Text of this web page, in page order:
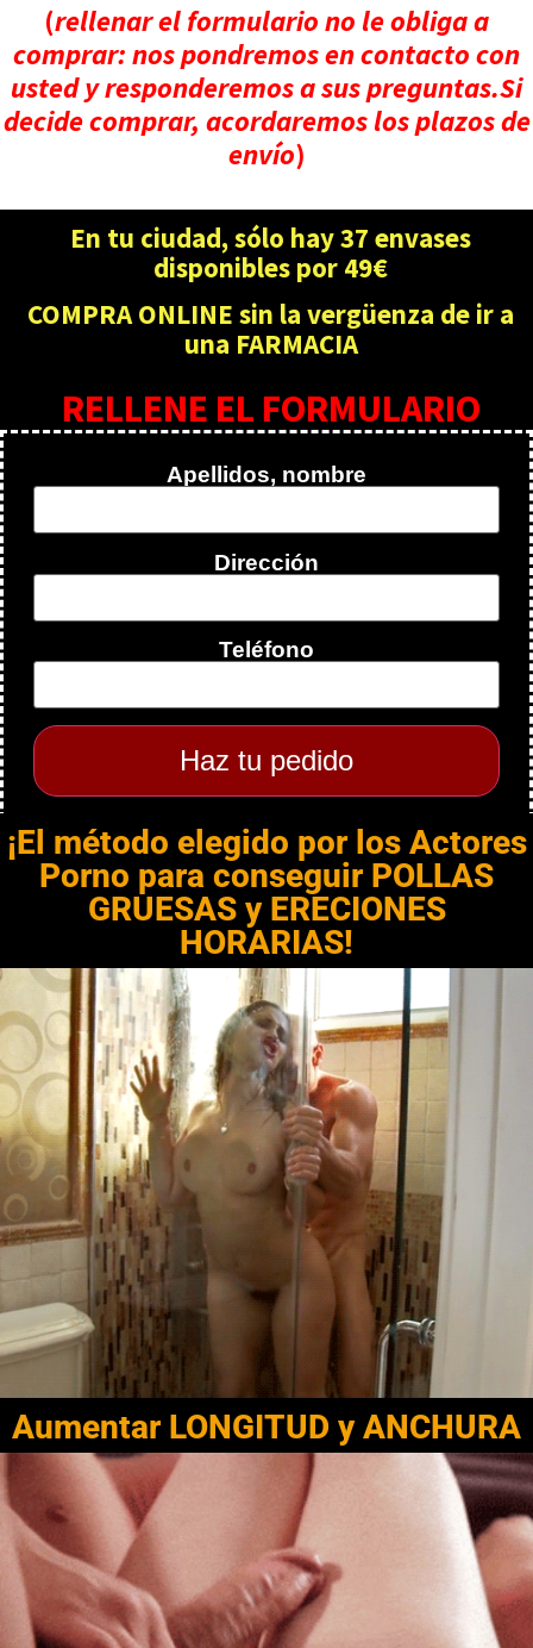
(rellenar el formulario no le obliga a
comprar: nos pondremos en contacto con
usted y responderemos a sus preguntas.Si
decide comprar, acordaremos los plazos de
envío)
En tu ciudad, sólo hay 37 envases
disponibles por 49€
COMPRA ONLINE sin la vergüenza de ir a
una FARMACIA
RELLENE EL FORMULARIO
Apellidos, nombre
Dirección
Teléfono
¡El método elegido por los Actores
Porno para conseguir POLLAS
GRUESAS y ERECIONES
HORARIAS!
Aumentar LONGITUD y ANCHURA